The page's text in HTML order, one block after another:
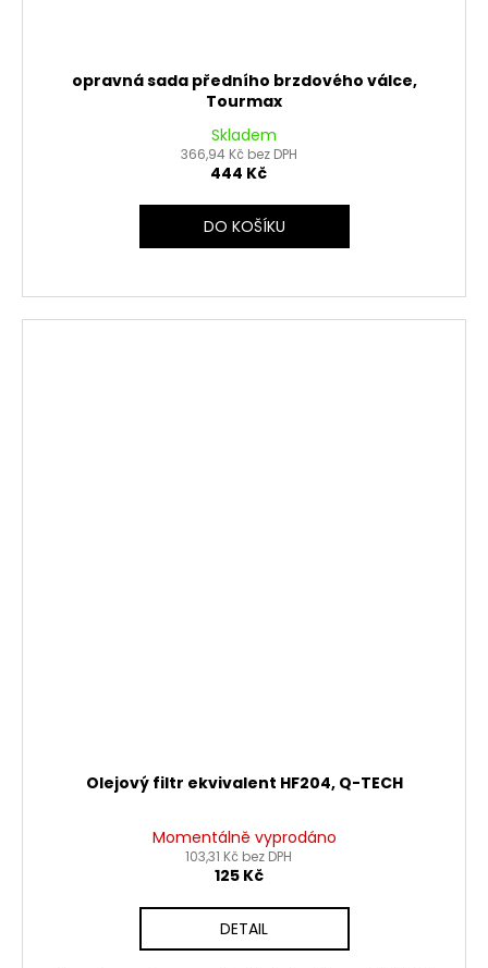
opravná sada předního brzdového válce,
Tourmax
Skladem
366,94 Kč bez DPH
444 Kč
DO KOŠÍKU
Olejový filtr ekvivalent HF204, Q-TECH
Momentálně vyprodáno
103,31 Kč bez DPH
125 Kč
DETAIL